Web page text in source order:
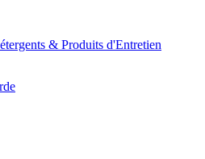
& Produits d'Entretien